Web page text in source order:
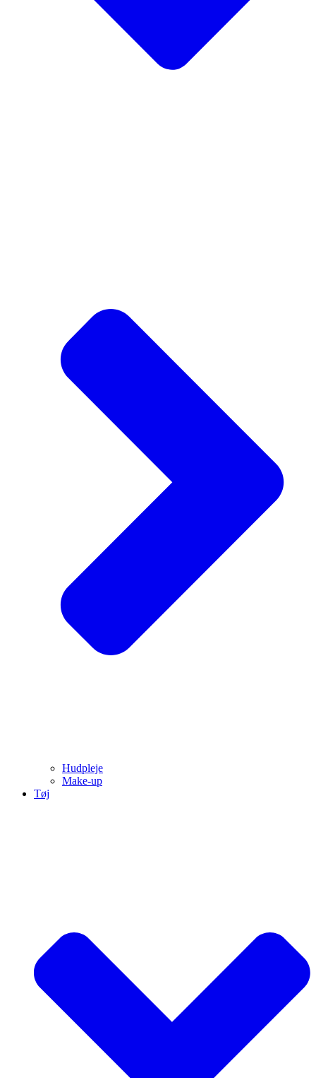
Hudpleje
Make-up
Tøj